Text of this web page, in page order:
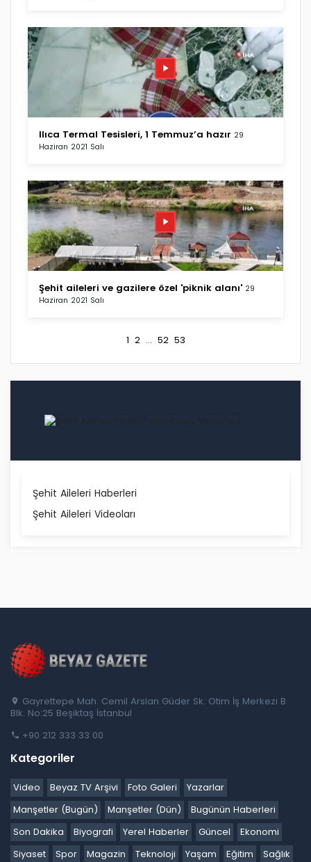
Ilıca Termal Tesisleri, 1 Temmuz’a hazır 29
Haziran 2021 Salı
Şehit aileleri ve gazilere özel 'piknik alanı' 29
Haziran 2021 Salı
1 2... 52 53
Şehit Aileleri Haberleri
Şehit Aileleri Videoları
Gayrettepe Mah. Cemil Arslan Güder Sk. Otim İş Merkezi B
Blk. No:25 Beşiktaş İstanbul
+90 212 333 33 00
Kategoriler
Video Beyaz TV Arşivi Foto Galeri
Yazarlar
Manşetler (Bugün)
Manşetler (Dün)
Bugünün Haberleri
Son Dakika
Biyografi Yerel Haberler Güncel
Ekonomi
Siyaset
Spor Magazin Teknoloji Yaşam Eğitim
Sağlık